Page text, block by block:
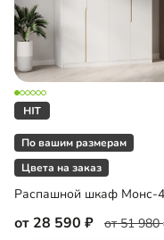
По вашим размерам
Цвета на заказ
от 28 590 от 51 980